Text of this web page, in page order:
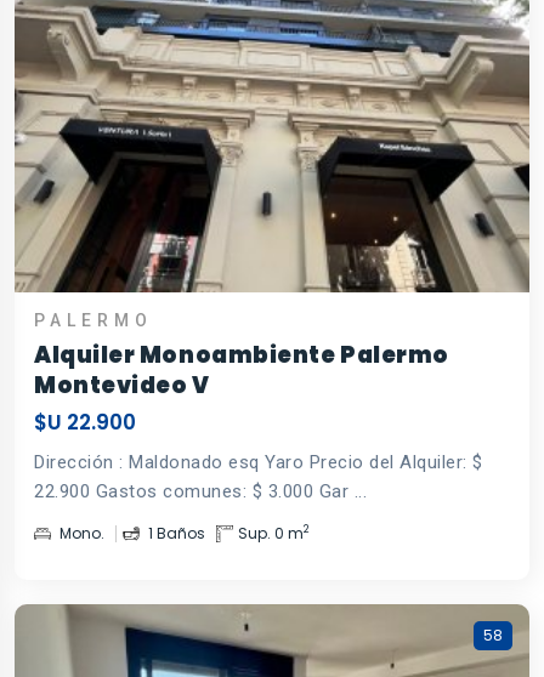
PALERMO
Alquiler Monoambiente Palermo
Montevideo V
$U 22.900
Dirección : Maldonado esq Yaro Precio del Alquiler: $
22.900 Gastos comunes: $ 3.000 Gar ...
Mono. 1 Baños Sup. 0 m2
58